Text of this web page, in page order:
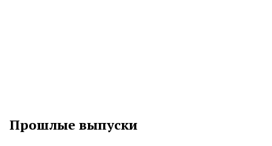
Прошлые выпуски